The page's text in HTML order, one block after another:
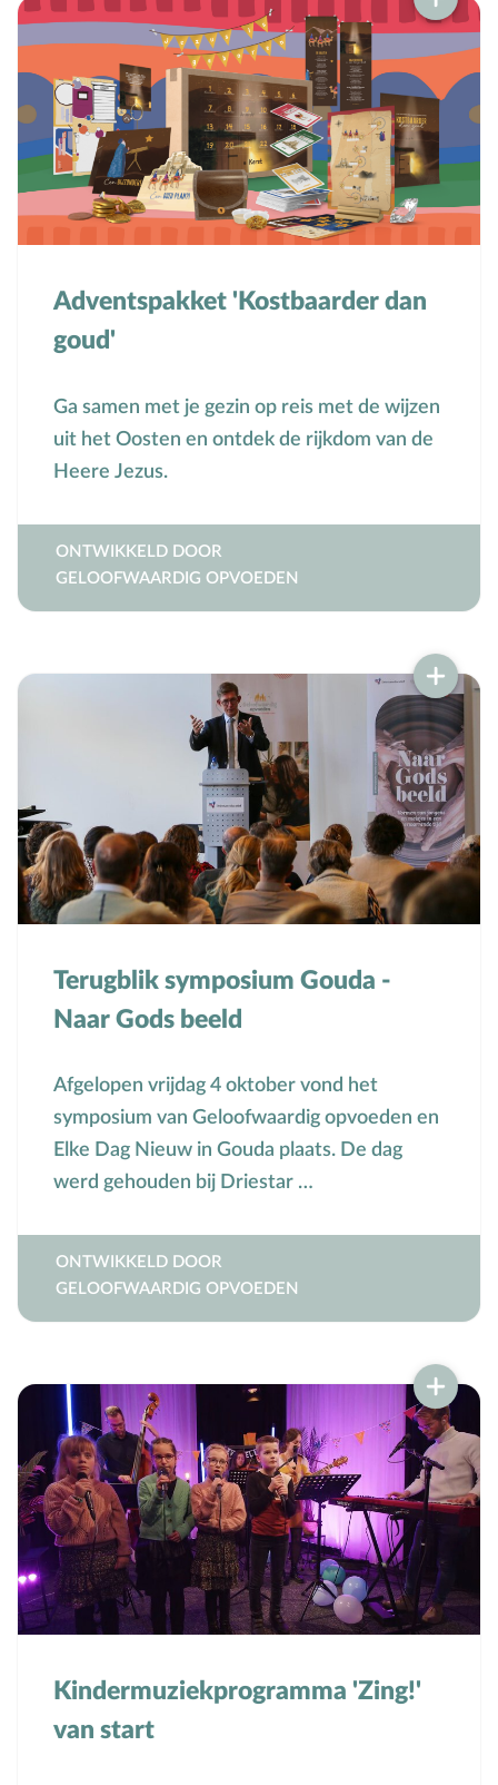
Adventspakket 'Kostbaarder dan
goud'
Ga samen met je gezin op reis met de wijzen
uit het Oosten en ontdek de rijkdom van de
Heere Jezus.
ONTWIKKELD DOOR
GELOOFWAARDIG OPVOEDEN
Terugblik symposium Gouda -
Naar Gods beeld
Afgelopen vrijdag 4 oktober vond het
symposium van Geloofwaardig opvoeden en
Elke Dag Nieuw in Gouda plaats. De dag
werd gehouden bij Driestar …
ONTWIKKELD DOOR
GELOOFWAARDIG OPVOEDEN
Kindermuziekprogramma 'Zing!'
van start